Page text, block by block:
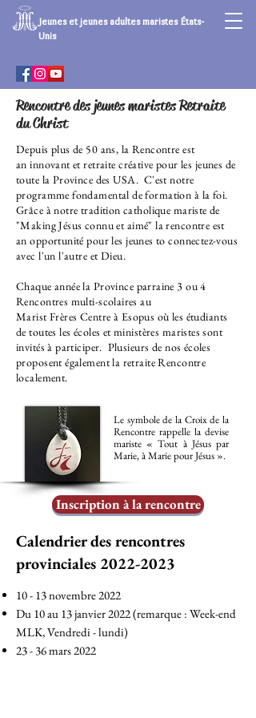
Jeunes et jeunes adultes maristes États-
Unis
Rencontre des jeunes maristes Retraite
du Christ
Depuis plus de 50 ans, la Rencontre est
aninnovantet retraite créative pour les jeunes de
toute la Province des USA. C'est notre
programme fondamental de formation à la foi.
Grâce à notre tradition catholique mariste de
"MakingJésus connu et aimé" la rencontre est
anopportunité pour les jeunes toconnectez-vous
avecl'un l'autre et Dieu.
Chaque année la Province parraine 3 ou 4
Rencontres multi-scolaires au
MaristFrères Centre à Esopus où les étudiants
de toutes les écoles et ministères maristes sont
invités à participer. Plusieurs de nos écoles
proposent également la retraite Rencontre
localement.
Le symbole de la Croix de la
Rencontre rappelle la devise
mariste « Tout à Jésus par
Marie, à Marie pour Jésus ».
Inscription à la rencontre
Calendrier des rencontres
provinciales 2022-2023
10 - 13 novembre 2022
Du 10 au 13 janvier 2022 (remarque : Week-end
MLK,Vendredi- lundi)
23 - 36 mars 2022